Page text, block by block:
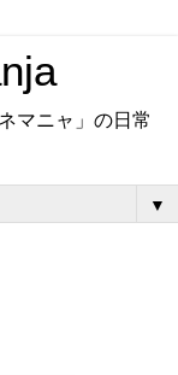
マニャ」の日常
▼